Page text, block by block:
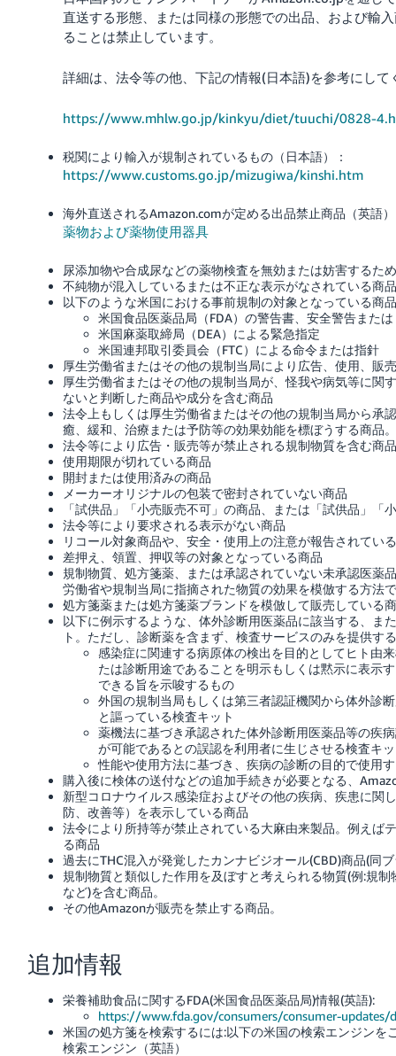
直送する形態、または同様の形態での出品、および輸
ることは禁止しています。
詳細は、法令等の他、下記の情報(日本語)を参考にして
https://www.mhlw.go.jp/kinkyu/diet/tuuchi/0828-
税関により輸入が規制されているもの（日本語）：
https://www.customs.go.jp/mizugiwa/kinshi.htm
海外直送されるAmazon.comが定める出品禁止商品（英語
薬物および薬物使用器具
尿添加物や合成尿などの薬物検査を無効または妨害するた
不純物が混入しているまたは不正な表示がなされている商
以下のような米国における事前規制の対象となっている商
米国食品医薬品局（FDA）の警告書、安全警告また
米国麻薬取締局（DEA）による緊急指定
米国連邦取引委員会（FTC）による命令または指針
厚生労働省またはその他の規制当局により広告、使用、販
厚生労働省またはその他の規制当局が、怪我や病気等に関
ないと判断した商品や成分を含む商品
法令上もしくは厚生労働省またはその他の規制当局から承
癒、緩和、治療または予防等の効果効能を標ぼうする商品
法令等により広告・販売等が禁止される規制物質を含む商
使用期限が切れている商品
開封または使用済みの商品
メーカーオリジナルの包装で密封されていない商品
「試供品」「小売販売不可」の商品、または「試供品」
法令等により要求される表示がない商品
リコール対象商品や、安全・使用上の注意が報告されてい
差押え、領置、押収等の対象となっている商品
規制物質、処方箋薬、または承認されていない未承認医薬
労働省や規制当局に指摘された物質の効果を模倣する方法
処方箋薬または処方箋薬ブランドを模倣して販売している
以下に例示するような、体外診断用医薬品に該当する、ま
ト。ただし、診断薬を含まず、検査サービスのみを提供す
感染症に関連する病原体の検出を目的としてヒト由
たは診断用途であることを明示もしくは黙示に表示
できる旨を示唆するもの
外国の規制当局もしくは第三者認証機関から体外診
と謳っている検査キット
薬機法に基づき承認された体外診断用医薬品等の疾
が可能であるとの誤認を利用者に生じさせる検査キ
性能や使用方法に基づき、疾病の診断の目的で使用
購入後に検体の送付などの追加手続きが必要となる、
新型コロナウイルス感染症およびその他の疾病、疾患に関
防、改善等）を表示している商品
法令により所持等が禁止されている大麻由来製品。例えば
る商品
過去にTHC混入が発覚したカンナビジオール(CBD)商品(同
規制物質と類似した作用を及ぼすと考えられる物質(例:規
など)を含む商品。
その他Amazonが販売を禁止する商品。
追加情報
栄養補助食品に関するFDA(米国食品医薬品局)情報(英語):
https://www.fda.gov/consumers/consumer-updates/
米国の処方箋を検索するには:以下の米国の検索エンジン
検索エンジン（英語）